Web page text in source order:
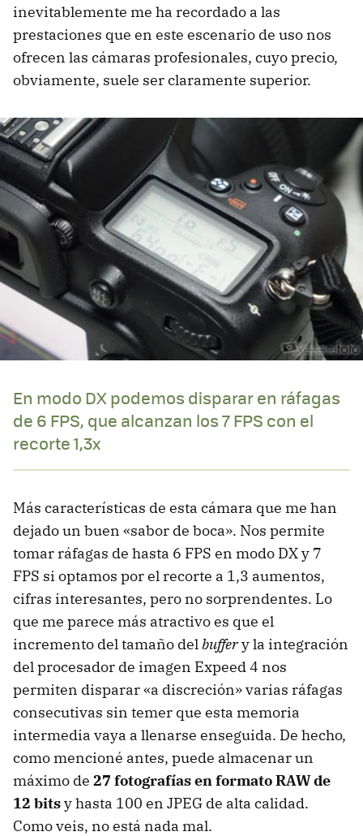
inevitablemente me ha recordado a las
prestaciones que en este escenario de uso nos
ofrecen las cámaras profesionales, cuyo precio,
obviamente, suele ser claramente superior.
En modo DX podemos disparar en ráfagas
de 6 FPS, que alcanzan los 7 FPS con el
recorte 1,3x
Más características de esta cámara que me han
dejado un buen «sabor de boca». Nos permite
tomar ráfagas de hasta 6 FPS en modo DX y 7
FPS si optamos por el recorte a 1,3 aumentos,
cifras interesantes, pero no sorprendentes. Lo
que me parece más atractivo es que el
incremento del tamaño delbuffery la integración
del procesador de imagen Expeed 4 nos
permiten disparar «a discreción» varias ráfagas
consecutivas sin temer que esta memoria
intermedia vaya a llenarse enseguida. De hecho,
como mencioné antes, puede almacenar un
máximo de 27 fotografías en formato RAW de
12 bitsy hasta 100 en JPEG de alta calidad.
Como veis, no está nada mal.